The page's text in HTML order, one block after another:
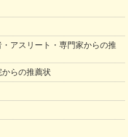
アスリート・専門家からの推
らの推薦状